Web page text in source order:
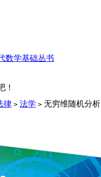
数学基础丛书
！
律 > 法学 > 无穷维随机分